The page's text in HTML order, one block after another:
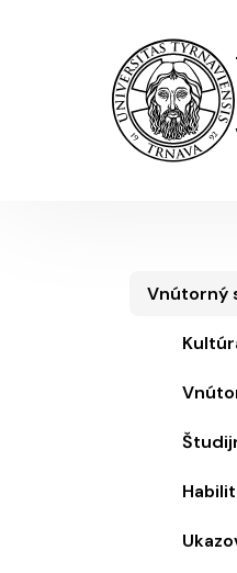
Kvalita
Vnútorný